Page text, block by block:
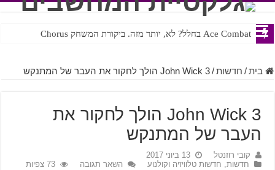
Ace Combat בחלל? לא, יותר מזה. ביקורת המשחק Chorus
בית / חדשות / John Wick 3 הולך לחקור את העבר של המתנקש
John Wick 3 הולך לחקור את
העבר של המתנקש
קובי רוזנטל
13 ביוני 2017
חדשות, חדשות טלוויזיה וקולנוע השאר תגובה 73 צפיות